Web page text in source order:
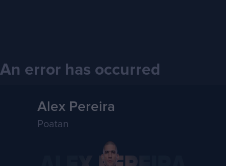
An error has occurred
Alex Pereira
Poatan